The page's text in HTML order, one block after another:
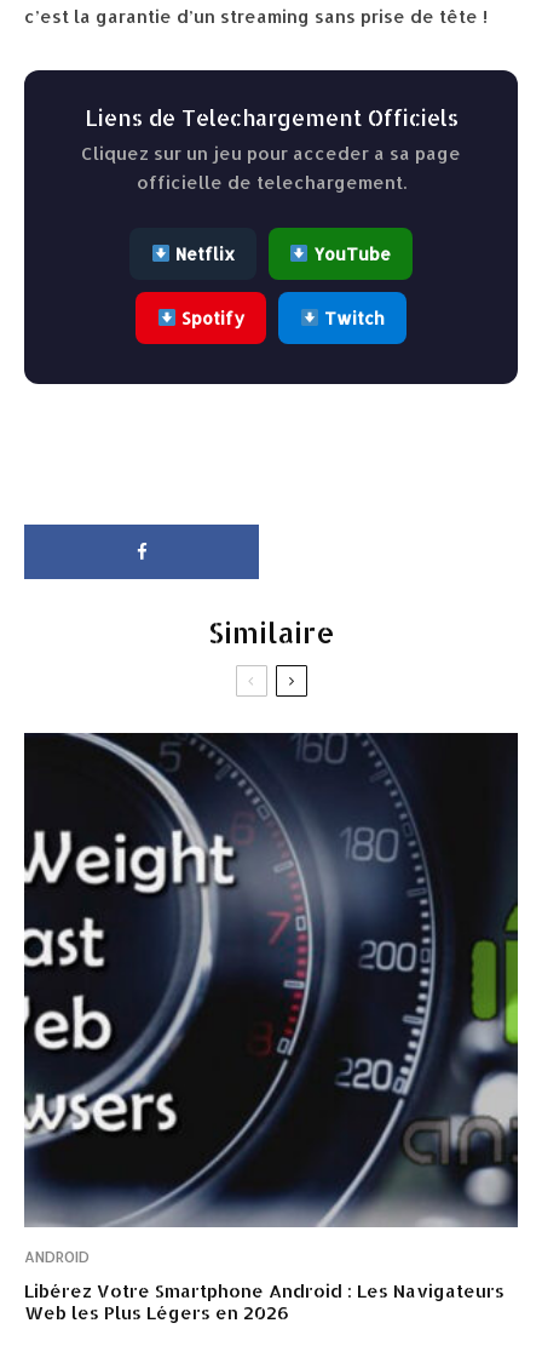
c’est la garantie d’un streaming sans prise de tête !
Liens de Telechargement Officiels
Cliquez sur un jeu pour acceder a sa page
officielle de telechargement.
Netflix YouTube
Spotify Twitch
Similaire
ANDROID
Libérez Votre Smartphone Android : Les Navigateurs
Web les Plus Légers en 2026